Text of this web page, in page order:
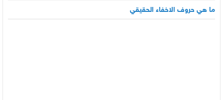
ما هي حروف الاخفاء الحقيقي